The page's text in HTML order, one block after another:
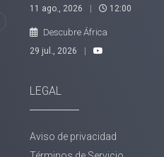
11 ago., 2026 12:00
Descubre África
29 jul., 2026
LEGAL
Aviso de privacidad